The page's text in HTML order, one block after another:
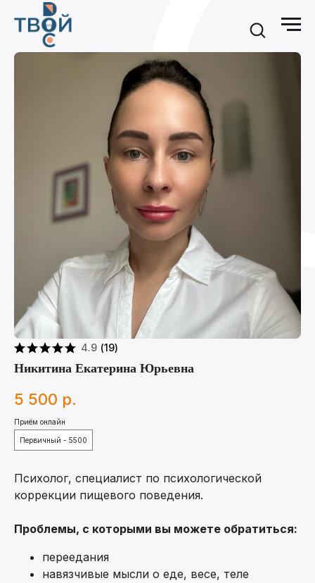
4.9 (19)
Никитина Екатерина Юрьевна
5 500 р.
Приём онлайн
Первичный - 5500
Психолог, специалист по психологической
коррекции пищевого поведения.
Проблемы, с которыми вы можете обратиться:
переедания
навязчивые мысли о еде, весе, теле